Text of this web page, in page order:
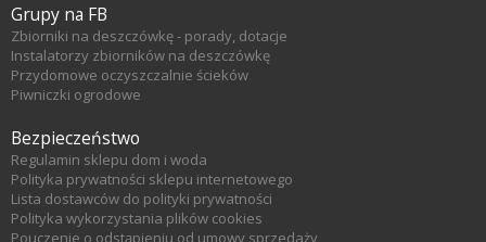
Grupy na FB
Zbiorniki na deszczówkę - porady, dotacje
Instalatorzy zbiorników na deszczówkę
Przydomowe oczyszczalnie ścieków
Piwniczki ogrodowe
Bezpieczeństwo
Regulamin sklepu dom i woda
Polityka prywatności sklepu internetowego
Lista dostawców do polityki prywatności
Polityka wykorzystania plików cookies
Pouczenie o odstąpieniu od umowy sprzedaży